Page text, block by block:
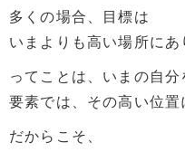
多くの場合、目標は
いまよりも高い場所にあ
ってことは、いまの自分
要素では、その高い位置
だからこそ、